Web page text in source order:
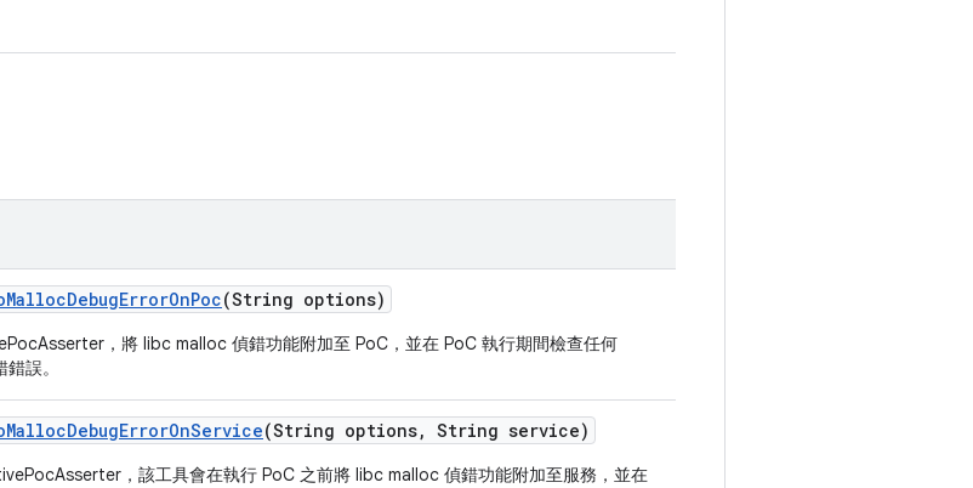
MallocDebugErrorOnPoc(String options)
，將 libc malloc 偵錯功能附加至 PoC，並在 PoC 執行期間檢查任何
誤。
MallocDebugErrorOnService(String options, String service)
，該工具會在執行 PoC 之前將 libc malloc 偵錯功能附加至服務，並在